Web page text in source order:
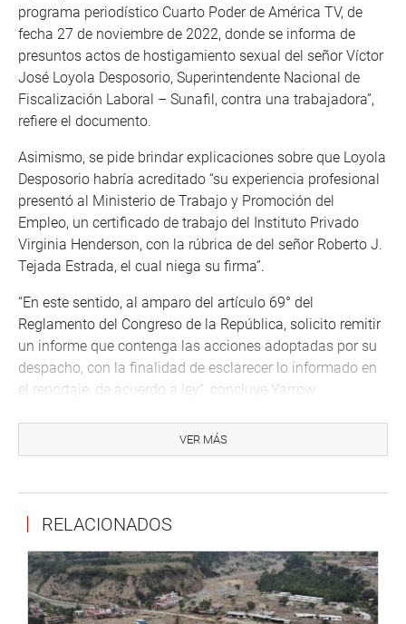
programa periodístico Cuarto Poder de América TV, de
fecha 27 de noviembre de 2022, donde se informa de
presuntos actos de hostigamiento sexual del señor Víctor
José Loyola Desposorio, Superintendente Nacional de
Fiscalización Laboral – Sunafil, contra una trabajadora”,
refiere el documento.
Asimismo, se pide brindar explicaciones sobre que Loyola
Desposorio habría acreditado “su experiencia profesional
presentó al Ministerio de Trabajo y Promoción del
Empleo, un certificado de trabajo del Instituto Privado
Virginia Henderson, con la rúbrica de del señor Roberto J.
Tejada Estrada, el cual niega su firma”.
“En este sentido, al amparo del artículo 69° del
Reglamento del Congreso de la República, solicito remitir
un informe que contenga las acciones adoptadas por su
despacho, con la finalidad de esclarecer lo informado en
el reportaje, de acuerdo a ley”, concluye Yarrow
VER MÁS
RELACIONADOS